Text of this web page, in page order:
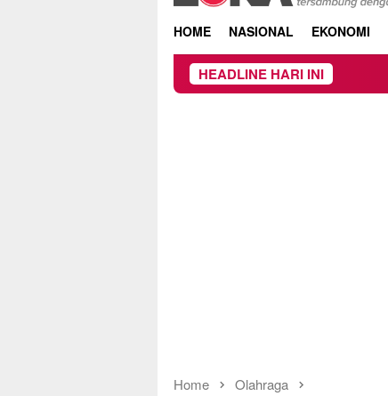
HOME NASIONAL EKONOMI
HEADLINE HARI INI
Home Olahraga